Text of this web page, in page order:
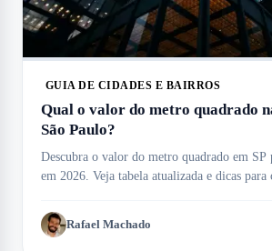
GUIA DE CIDADES E BAIRROS
Qual o valor do metro quadrado
São Paulo?
Descubra o valor do metro quadrado em
em 2026. Veja tabela atualizada e dicas para
Rafael Machado